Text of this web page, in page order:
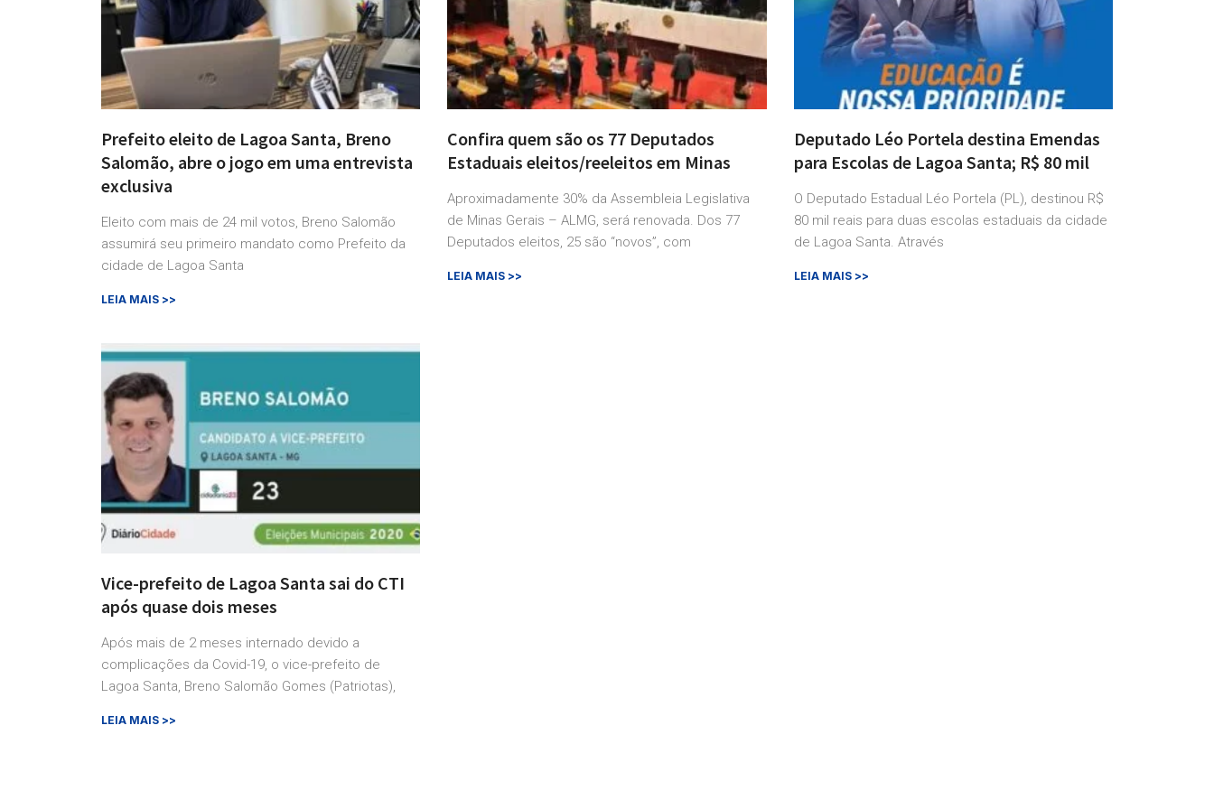
Prefeito eleito de Lagoa Santa, Breno
Salomão, abre o jogo em uma entrevista
exclusiva
Eleito com mais de 24 mil votos, Breno Salomão
assumirá seu primeiro mandato como Prefeito da
cidade de Lagoa Santa
LEIA MAIS >>
Confira quem são os 77 Deputados
Estaduais eleitos/reeleitos em Minas
Aproximadamente 30% da Assembleia Legislativa
de Minas Gerais – ALMG, será renovada. Dos 77
Deputados eleitos, 25 são “novos”, com
LEIA MAIS >>
Deputado Léo Portela destina Emendas
para Escolas de Lagoa Santa; R$ 80 mil
O Deputado Estadual Léo Portela (PL), destinou R$
80 mil reais para duas escolas estaduais da cidade
de Lagoa Santa. Através
LEIA MAIS >>
Vice-prefeito de Lagoa Santa sai do CTI
após quase dois meses
Após mais de 2 meses internado devido a
complicações da Covid-19, o vice-prefeito de
Lagoa Santa, Breno Salomão Gomes (Patriotas),
LEIA MAIS >>